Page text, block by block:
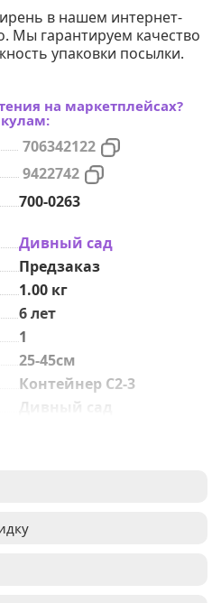
в нашем интернет-
Мы гарантируем качество
упаковки посылки.
на маркетплейсах?
706342122
9422742
700-0263
Дивный сад
Предзаказ
1.00 кг
6 лет
1
25-45см
Контейнер С2-3
Дивный сад
до -31°C (зона USDA 4)